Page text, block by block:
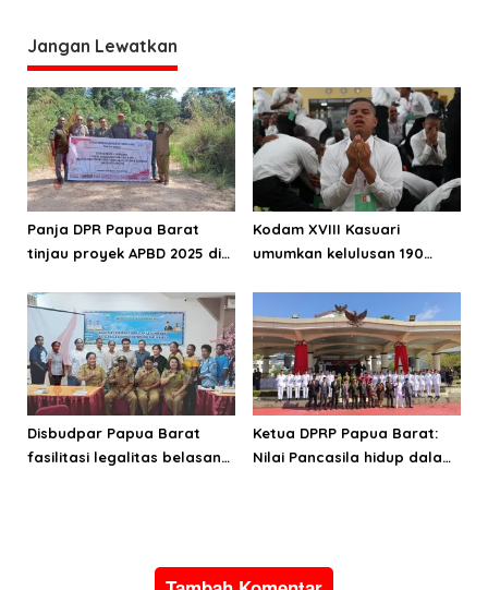
s
Jangan Lewatkan
Panja DPR Papua Barat
tinjau proyek APBD 2025 di
Bintuni
Kodam XVIII Kasuari
umumkan kelulusan 190
Disbudpar Papua Barat
fasilitasi legalitas belasan
Ketua DPRP Papua Barat:
Nilai Pancasila hidup dalam